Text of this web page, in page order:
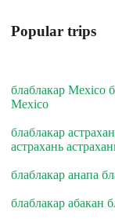
Popular trips
блаблакар Mexico
Mexico
блаблакар
астрахань
блаблакар анапа
блаблакар абакан